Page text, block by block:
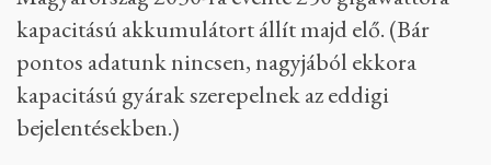
kapacitású akkumulátort állít majd elő. (Bár
pontos adatunk nincsen, nagyjából ekkora
kapacitású gyárak szerepelnek az eddigi
bejelentésekben.)